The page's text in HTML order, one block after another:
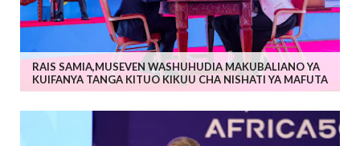
RAIS SAMIA,MUSEVEN WASHUHUDIA MAKUBALIANO YA
KUIFANYA TANGA KITUO KIKUU CHA NISHATI YA MAFUTA